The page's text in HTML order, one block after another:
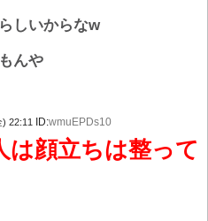
しいからなw
んや
22:11 ID:wmuEPDs10
は顔立ちは整って